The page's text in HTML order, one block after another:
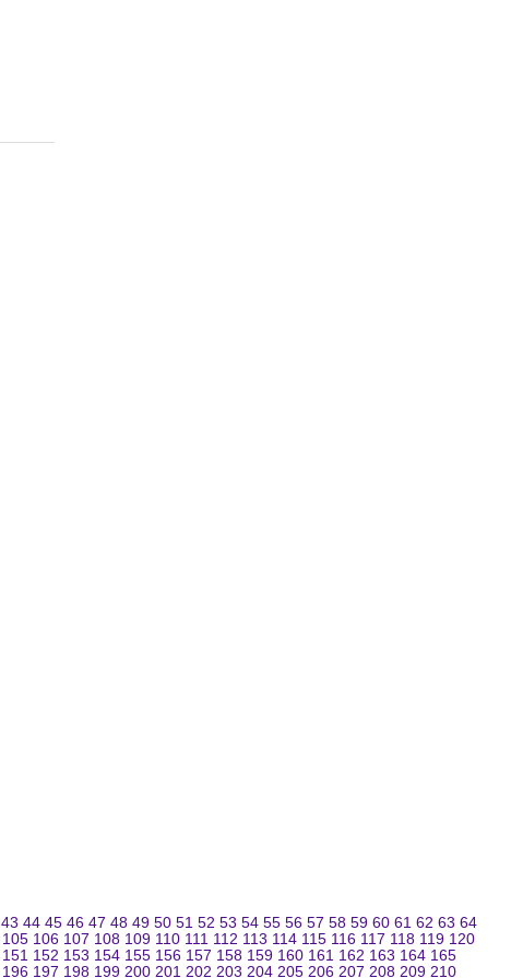
43 44 45 46 47 48 49 50 51 52 53 54 55 56 57 58 59 60 61 62 63 64
105 106 107 108 109 110 111 112 113 114 115 116 117 118 119 120
151 152 153 154 155 156 157 158 159 160 161 162 163 164 165
196 197 198 199 200 201 202 203 204 205 206 207 208 209 210